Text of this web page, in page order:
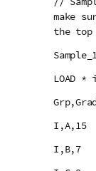
make
the
LOAD
I,A,15
I,B,7